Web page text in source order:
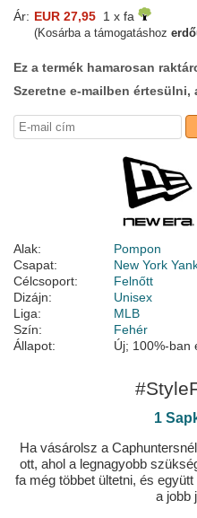
Ár: EUR 27,95 1 x fa
(Kosárba a támogatáshoz
Ez a termék hamarosan
Szeretne e-mailben értesülni,
Alak:
Pompon
Csapat:
New York
Célcsoport:
Felnőtt
Dizájn:
Unisex
Liga:
MLB
Szín:
Fehér
Állapot:
Új; 100%-ban
1
Ha vásárolsz a
ott, ahol a legnagyobb
fa még többet ültetni, és
a jobb